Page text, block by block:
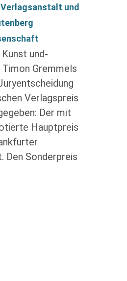
und
und-
Gremmels
Verlagspreis
Der mit
Hauptpreis
Den Sonderpreis